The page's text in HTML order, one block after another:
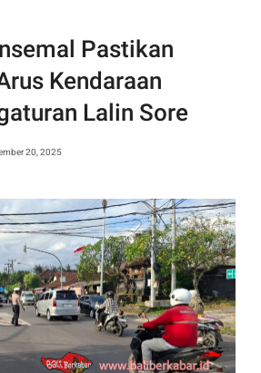
Pastikan
Kendaraan
Lalin Sore
20, 2025